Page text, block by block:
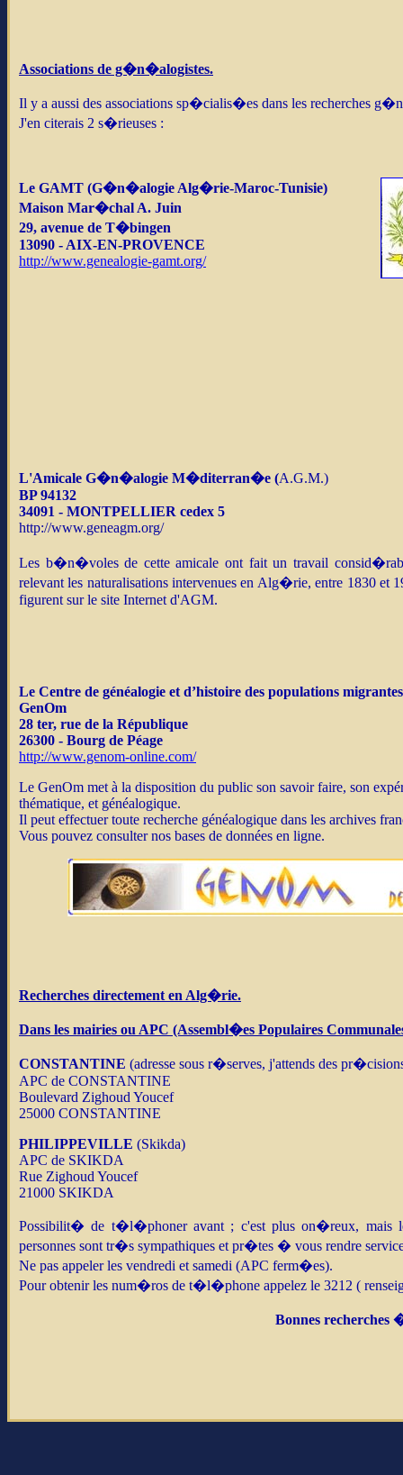
Associations de g�n�alogistes.
Il y a aussi des associations sp�cialis�es dans les recherches
J'en citerais 2 s�rieuses :
Le GAMT (G�n�alogie Alg�rie-Maroc-Tunisie)
Maison Mar�chal A. Juin
29, avenue de T�bingen
13090 - AIX-EN-PROVENCE
http://www.genealogie-gamt.org/
L'Amicale G�n�alogie M�diterran�e (A.G.M.)
BP 94132
34091 - MONTPELLIER cedex 5
http://www.geneagm.org/
Les b�n�voles de cette amicale ont fait un travail
relevant les naturalisations intervenues en Alg�rie, entre 1830 et
figurent sur le site Internet d'AGM.
Le Centre de généalogie et d’histoire des populations migrantes
GenOm
28 ter, rue de la République
26300 - Bourg de Péage
http://www.genom-online.com/
Le GenOm met à la disposition du public son savoir faire, son
thématique, et généalogique.
Il peut effectuer toute recherche généalogique dans les archives
Vous pouvez consulter nos bases de données en ligne.
Recherches directement en Alg�rie.
Dans les mairies ou APC (Assembl�es Populaires
CONSTANTINE (adresse sous r�serves, j'attends des
APC de CONSTANTINE
Boulevard Zighoud Youcef
25000 CONSTANTINE
PHILIPPEVILLE (Skikda)
APC de SKIKDA
Rue Zighoud Youcef
21000 SKIKDA
Possibilit� de t�l�phoner avant ; c'est plus on�reux, mais
personnes sont tr�s sympathiques et pr�tes � vous rendre
Ne pas appeler les vendredi et samedi (APC ferm�es).
Pour obtenir les num�ros de t�l�phone appelez le 3212 (
Bonnes recherches